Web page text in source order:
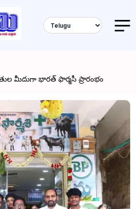
మీదుగా భారత్ ఫార్మసీ ప్రారంభం